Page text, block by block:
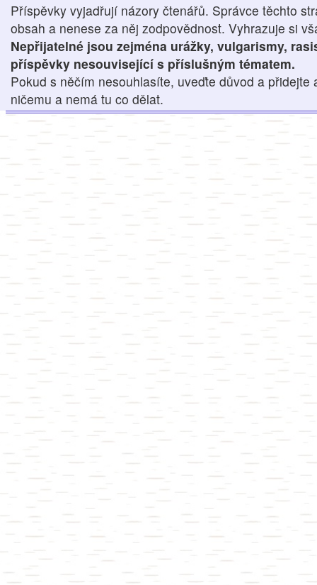
Příspěvky vyjadřují názory čtenářů. Správce těchto
obsah a nenese za něj zodpovědnost. Vyhrazuje si
Nepřijatelné jsou zejména urážky, vulgarismy,
příspěvky nesouvisející s příslušným tématem.
Pokud s něčím nesouhlasíte, uveďte důvod a přidejte
ničemu a nemá tu co dělat.